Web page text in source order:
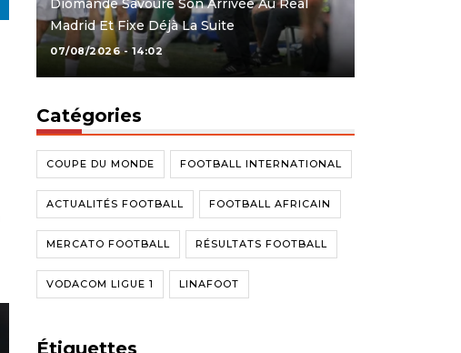
Diomande Savoure Son Arrivée Au Real
Madrid Et Fixe Déjà La Suite
07/08/2026 - 14:02
Catégories
COUPE DU MONDE FOOTBALL INTERNATIONAL
ACTUALITÉS FOOTBALL FOOTBALL AFRICAIN
MERCATO FOOTBALL RÉSULTATS FOOTBALL
VODACOM LIGUE 1 LINAFOOT
Étiquettes